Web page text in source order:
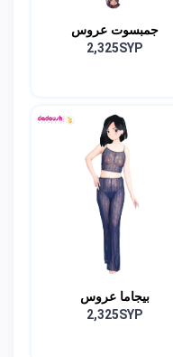
جمبسوت عروس
2,325SYP
بيجاما عروس
2,325SYP